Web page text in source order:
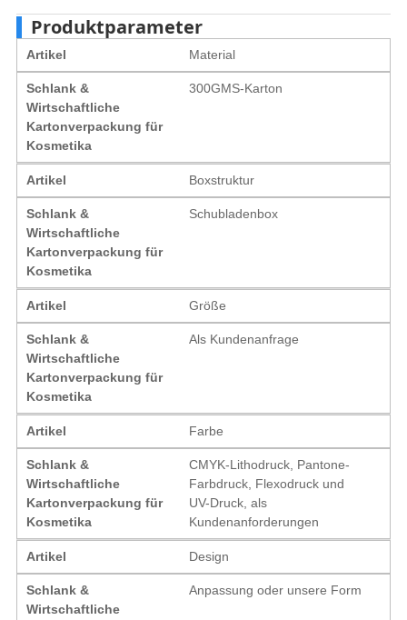
Produktparameter
Artikel Material
Schlank &
Wirtschaftliche
Kartonverpackung für
Kosmetika
300GMS-Karton
Artikel Boxstruktur
Schlank &
Wirtschaftliche
Kartonverpackung für
Kosmetika
Schubladenbox
Artikel Größe
Schlank &
Wirtschaftliche
Kartonverpackung für
Kosmetika
Als Kundenanfrage
Artikel Farbe
Schlank &
Wirtschaftliche
Kartonverpackung für
Kosmetika
CMYK-Lithodruck, Pantone-
Farbdruck, Flexodruck und
UV-Druck, als
Kundenanforderungen
Artikel Design
Schlank &
Wirtschaftliche
Anpassung oder unsere Form